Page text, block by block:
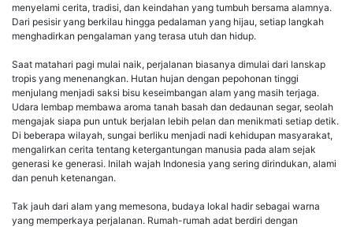
menyelami cerita, tradisi, dan keindahan yang tumbuh bersama alamnya.
Dari pesisir yang berkilau hingga pedalaman yang hijau, setiap langkah
menghadirkan pengalaman yang terasa utuh dan hidup.
Saat matahari pagi mulai naik, perjalanan biasanya dimulai dari lanskap
tropis yang menenangkan. Hutan hujan dengan pepohonan tinggi
menjulang menjadi saksi bisu keseimbangan alam yang masih terjaga.
Udara lembap membawa aroma tanah basah dan dedaunan segar, seolah
mengajak siapa pun untuk berjalan lebih pelan dan menikmati setiap detik.
Di beberapa wilayah, sungai berliku menjadi nadi kehidupan masyarakat,
mengalirkan cerita tentang ketergantungan manusia pada alam sejak
generasi ke generasi. Inilah wajah Indonesia yang sering dirindukan, alami
dan penuh ketenangan.
Tak jauh dari alam yang memesona, budaya lokal hadir sebagai warna
yang memperkaya perjalanan. Rumah-rumah adat berdiri dengan